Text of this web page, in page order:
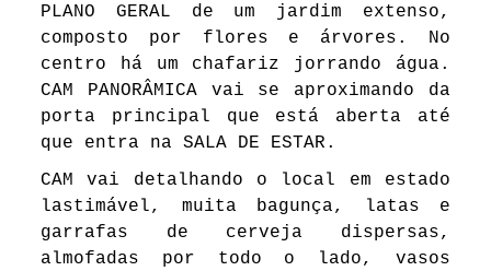
PLANO GERAL de um jardim extenso,
composto por flores e árvores. No
centro há um chafariz jorrando água.
CAM PANORÂMICA vai se aproximando da
porta principal que está aberta até
que entra na SALA DE ESTAR.
CAM vai detalhando o local em estado
lastimável, muita bagunça, latas e
garrafas de cerveja dispersas,
almofadas por todo o lado, vasos